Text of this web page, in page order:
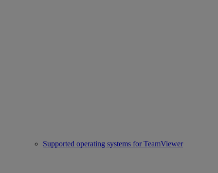
Supported operating systems for TeamViewer